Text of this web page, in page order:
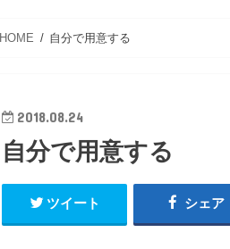
HOME 自分で用意する
2018.08.24
自分で用意する
ツイート シェア